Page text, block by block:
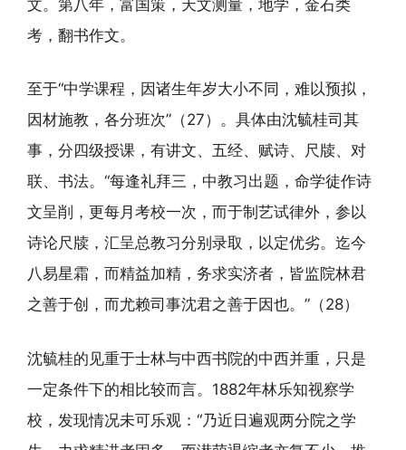
文。第八年，富国策，天文测量，地学，金石类
考，翻书作文。
至于“中学课程，因诸生年岁大小不同，难以预拟，
因材施教，各分班次”（27）。具体由沈毓桂司其
事，分四级授课，有讲文、五经、赋诗、尺牍、对
联、书法。“每逢礼拜三，中教习出题，命学徒作诗
文呈削，更每月考校一次，而于制艺试律外，参以
诗论尺牍，汇呈总教习分别录取，以定优劣。迄今
八易星霜，而精益加精，务求实济者，皆监院林君
之善于创，而尤赖司事沈君之善于因也。”（28）
沈毓桂的见重于士林与中西书院的中西并重，只是
一定条件下的相比较而言。1882年林乐知视察学
校，发现情况未可乐观：“乃近日遍观两分院之学